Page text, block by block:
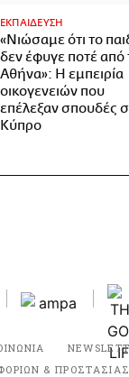
ΕΚΠΑΙΔΕΥΣΗ
«Νιώσαμε ότι το
δεν έφυγε ποτέ από
Αθήνα»: Η εμπειρία
οικογενειών που
επέλεξαν σπουδές
Κύπρο
&